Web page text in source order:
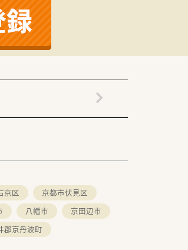
。
京区
京都市伏見区
八幡市
京田辺市
郡京丹波町